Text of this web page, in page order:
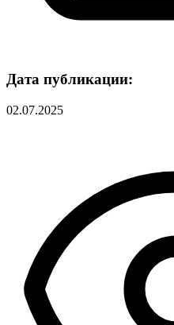
Дата публикации:
02.07.2025